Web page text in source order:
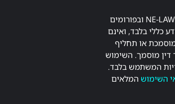
התכנים המפורסמים באתר NE-LAW.co.il ובפורומים
כללי בלבד, ואינם
או תחליף
דין מוסמך. השימוש
המשתמש בלבד.
השימוש המלאים